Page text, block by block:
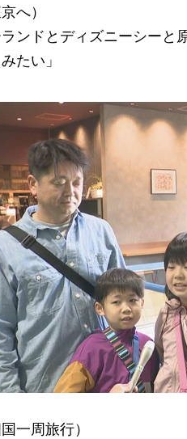
へ）
ランドとディズニーシー
たい」
一周旅行）